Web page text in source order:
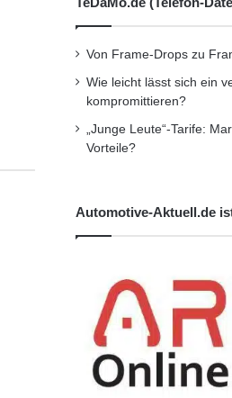
Von Frame-Drops zu
Wie leicht lässt sich ein
kompromittieren?
„Junge Leute“-Tarife:
Vorteile?
Automotive-Aktuell.de